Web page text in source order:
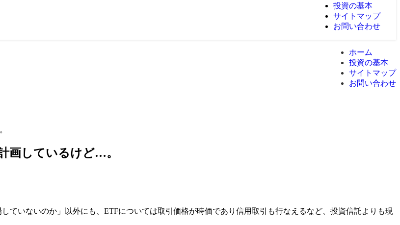
投資の基本
サイトマップ
お問い合わせ
ホーム
投資の基本
サイトマップ
お問い合わせ
画しているけど…。
ていないのか」以外にも、ETFについては取引価格が時価であり信用取引も行なえるなど、投資信託よりも現